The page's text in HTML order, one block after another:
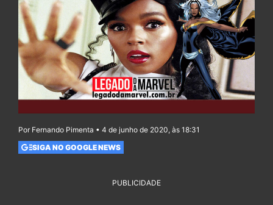
Por Fernando Pimenta • 4 de junho de 2020, às 18:31
SIGA NO GOOGLE NEWS
PUBLICIDADE